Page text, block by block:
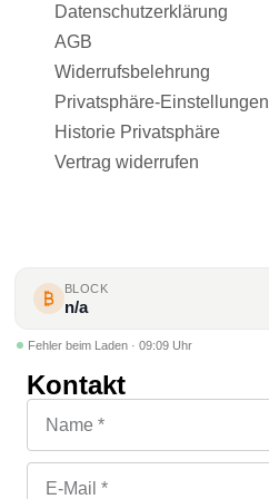
Datenschutzerklärung
AGB
Widerrufsbelehrung
Privatsphäre-Einstellungen
Historie Privatsphäre
Vertrag widerrufen
BLOCK
n/a
Fehler beim Laden · 09:09 Uhr
Kontakt